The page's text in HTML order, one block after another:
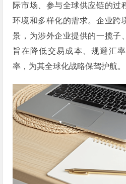
际市场、参与全球供应链的过
环境和多样化的需求。企业跨
景，为涉外企业提供的一揽子
旨在降低交易成本、规避汇
率，为其全球化战略保驾护航。